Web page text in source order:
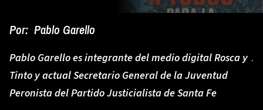
Por: Pablo Garello
Pablo Garello es integrante del medio digital Rosca y
Tinto y actual Secretario General de la Juventud
Peronista del Partido Justicialista de Santa Fe
.